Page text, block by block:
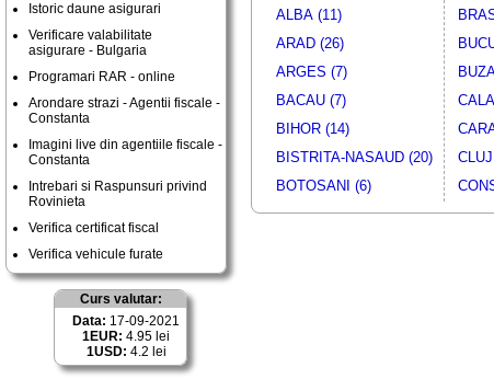
Istoric daune asigurari
Verificare valabilitate
asigurare - Bulgaria
Programari RAR - online
Arondare strazi - Agentii fiscale -
Constanta
Imagini live din agentiile fiscale -
Constanta
Intrebari si Raspunsuri privind
Rovinieta
Verifica certificat fiscal
Verifica vehicule furate
Curs valutar:
Data: 17-09-2021
1EUR: 4.95 lei
1USD: 4.2 lei
ALBA (11)
ARAD (26)
ARGES (7)
BACAU (7)
BIHOR (14)
BISTRITA-NASAUD (20)
BOTOSANI (6)